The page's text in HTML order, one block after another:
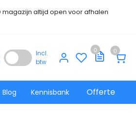
magazijn altijd open voor afhalen
Incl.
btw
0 0
Blog Kennisbank Offerte